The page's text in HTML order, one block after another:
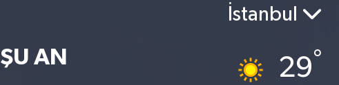
ŞU AN
İstanbul
29°